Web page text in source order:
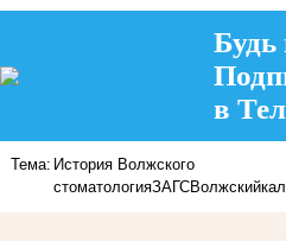
Будь
в
Тема: История Волжского
стоматологияЗАГСВолжский